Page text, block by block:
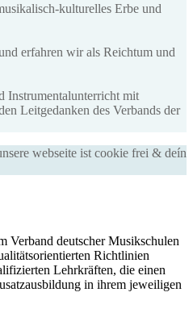
kulturelles Erbe und
erfahren wir als Reichtum und
Instrumentalunterricht mit
Leitgedanken des Verbands der
webseite ist cookie frei & deín
Verband deutscher Musikschulen
Richtlinien
Lehrkräften, die einen
in ihrem jeweiligen